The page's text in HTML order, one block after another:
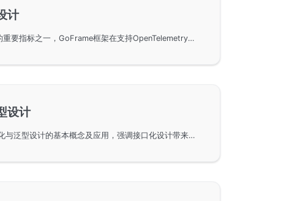
计
链路跟踪是可观测性的重要指标之一，GoFrame框架在支持OpenTelemetry标准方面具有优势。本文探讨项目实践中的链路跟踪痛点，以及如何通过GoFrame框架实现全链路跟踪，确保标准落地和日志支持。该框架的统一组件和规范检测工具有助于提升业务项目的稳定性。
设计
GoFrame框架中接口化与泛型设计的基本概念及应用，强调接口化设计带来的灵活性和扩展性，通过使用泛型提高参数的灵活性，同时简化使用复杂度。在实际应用中，通过Adapter实现灵活的组件接口层设计，并提供多个默认实现供选择。